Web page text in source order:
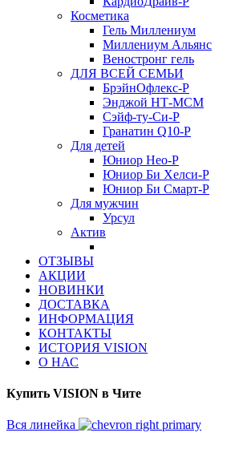
Косметика
Гель Миллениум
Миллениум Альянс
Веностронг гель
ДЛЯ ВСЕЙ СЕМЬИ
БрэйнОфлекс-Р
Энджой НТ-МСМ
Сэйф-ту-Си-Р
Гранатин Q10-Р
Для детей
Юниор Нео-Р
Юниор Би Хелси-Р
Юниор Би Смарт-Р
Для мужчин
Урсул
Актив
ОТЗЫВЫ
АКЦИИ
НОВИНКИ
ДОСТАВКА
ИНФОРМАЦИЯ
КОНТАКТЫ
ИСТОРИЯ VISION
О НАС
Купить VISION в Чите
Вся линейка